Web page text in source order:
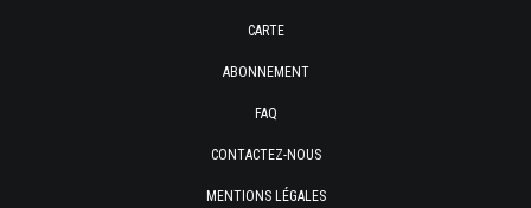
CARTE
ABONNEMENT
FAQ
CONTACTEZ-NOUS
MENTIONS LÉGALES